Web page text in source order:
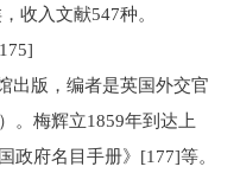
收入文献547种。
出版，编者是英国外交官
。梅辉立1859年到达上
政府名目手册》[177]等。